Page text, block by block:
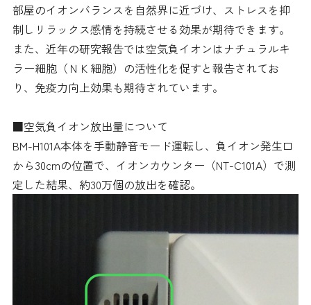
部屋のイオンバランスを自然界に近づけ、ストレスを抑
制しリラックス感情を持続させる効果が期待できます。
また、近年の研究報告では空気負イオンはナチュラルキ
ラー細胞（ＮＫ細胞）の活性化を促すと報告されてお
り、免疫力向上効果も期待されています。
■空気負イオン放出量について
BM-H101A本体を手動静音モード運転し、負イオン発生口
から30cmの位置で、イオンカウンター（NT-C101A）で測
定した結果、約30万個の放出を確認。